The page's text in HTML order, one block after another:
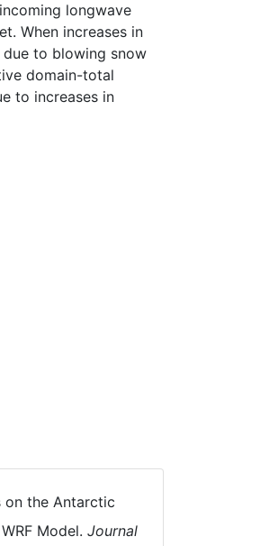
longwave
When increases in
due to blowing snow
domain-total
to increases in
on the Antarctic
Model. Journal